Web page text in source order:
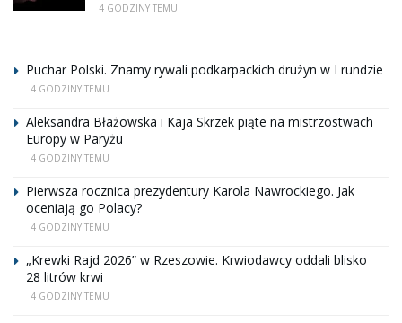
4 GODZINY TEMU
Puchar Polski. Znamy rywali podkarpackich drużyn w I rundzie
4 GODZINY TEMU
Aleksandra Błażowska i Kaja Skrzek piąte na mistrzostwach
Europy w Paryżu
4 GODZINY TEMU
Pierwsza rocznica prezydentury Karola Nawrockiego. Jak
oceniają go Polacy?
4 GODZINY TEMU
„Krewki Rajd 2026” w Rzeszowie. Krwiodawcy oddali blisko
28 litrów krwi
4 GODZINY TEMU